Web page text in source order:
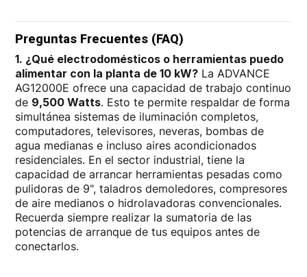
Preguntas Frecuentes (FAQ)
1. ¿Qué electrodomésticos o herramientas puedo
alimentar con la planta de 10 kW?La ADVANCE
AG12000E ofrece una capacidad de trabajo continuo
de 9,500 Watts. Esto te permite respaldar de forma
simultánea sistemas de iluminación completos,
computadores, televisores, neveras, bombas de
agua medianas e incluso aires acondicionados
residenciales. En el sector industrial, tiene la
capacidad de arrancar herramientas pesadas como
pulidoras de 9", taladros demoledores, compresores
de aire medianos o hidrolavadoras convencionales.
Recuerda siempre realizar la sumatoria de las
potencias de arranque de tus equipos antes de
conectarlos.